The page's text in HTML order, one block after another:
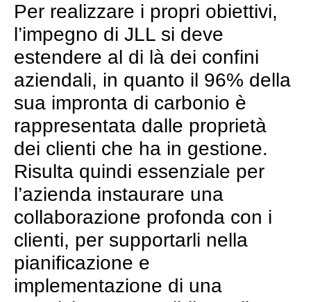
Per realizzare i propri obiettivi,
l’impegno di JLL si deve
estendere al di là dei confini
aziendali, in quanto il 96% della
sua impronta di carbonio è
rappresentata dalle proprietà
dei clienti che ha in gestione.
Risulta quindi essenziale per
l’azienda instaurare una
collaborazione profonda con i
clienti, per supportarli nella
pianificazione e
implementazione di una